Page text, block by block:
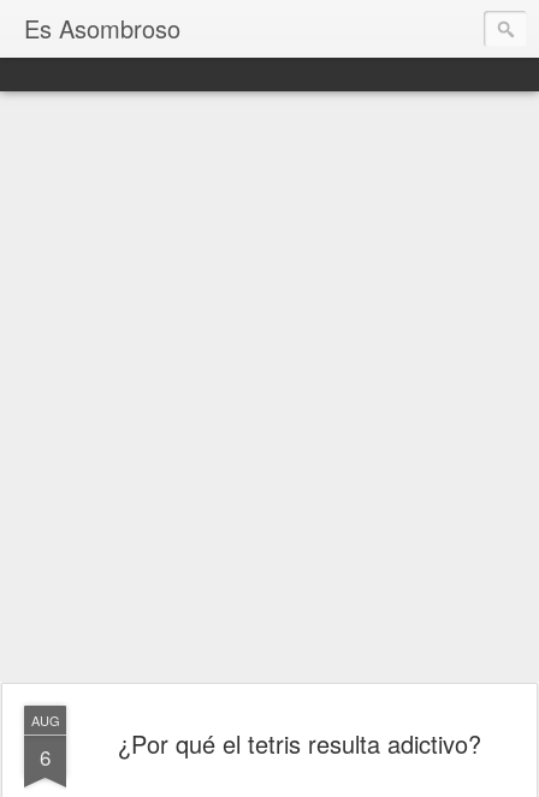
Es Asombroso
AUG
6 ¿Por qué el tetris resulta adictivo?